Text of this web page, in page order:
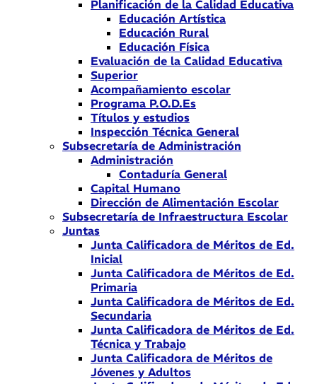
Planificación de la Calidad Educativa
Educación Artística
Educación Rural
Educación Física
Evaluación de la Calidad Educativa
Superior
Acompañamiento escolar
Programa P.O.D.Es
Títulos y estudios
Inspección Técnica General
Subsecretaría de Administración
Administración
Contaduría General
Capital Humano
Dirección de Alimentación Escolar
Subsecretaría de Infraestructura Escolar
Juntas
Junta Calificadora de Méritos de Ed.
Inicial
Junta Calificadora de Méritos de Ed.
Primaria
Junta Calificadora de Méritos de Ed.
Secundaria
Junta Calificadora de Méritos de Ed.
Técnica y Trabajo
Junta Calificadora de Méritos de
Jóvenes y Adultos